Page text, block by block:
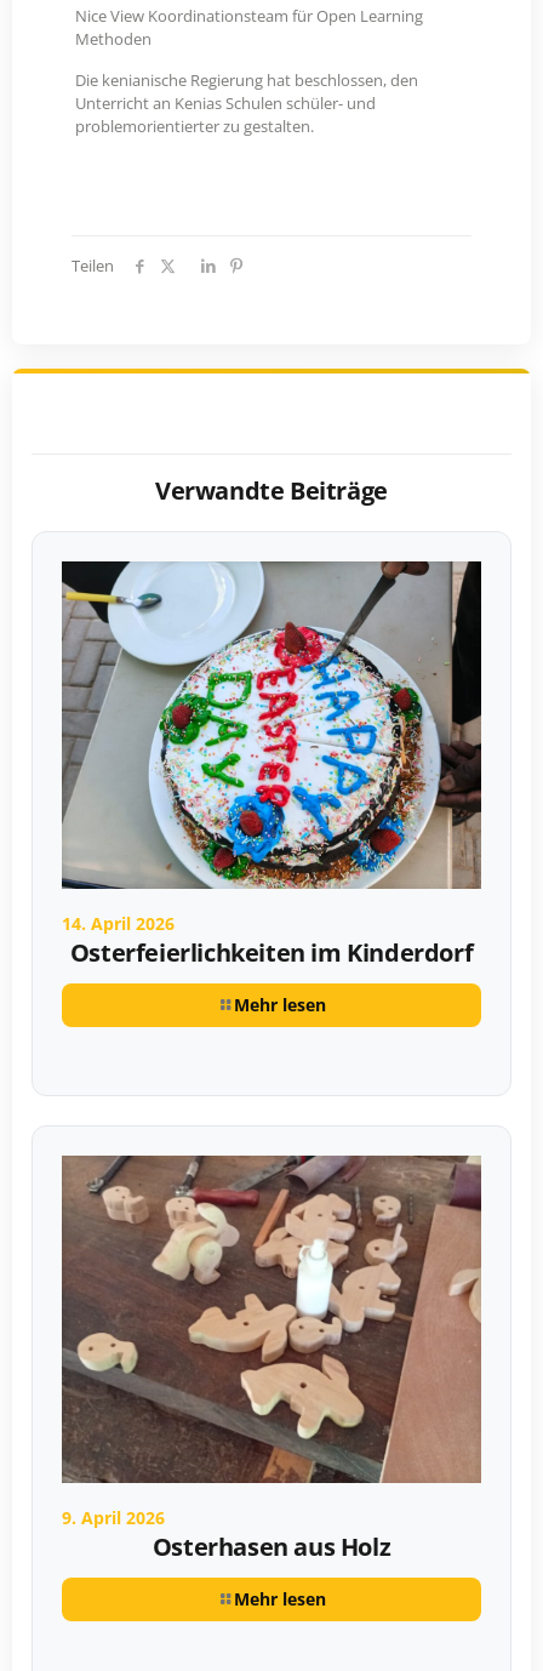
Nice View Koordinationsteam für Open Learning
Methoden
Die kenianische Regierung hat beschlossen, den
Unterricht an Kenias Schulen schüler- und
problemorientierter zu gestalten.
Teilen
Verwandte Beiträge
14. April 2026
Osterfeierlichkeiten im Kinderdorf
Mehr lesen
9. April 2026
Osterhasen aus Holz
Mehr lesen